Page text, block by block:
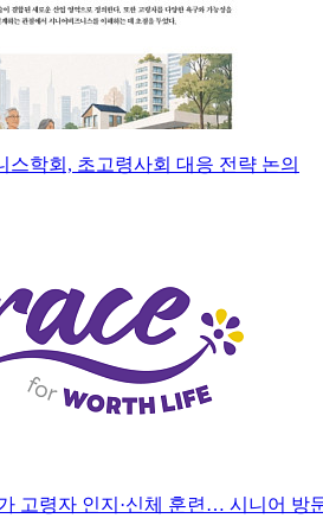
스학회, 초고령사회 대응 전략 논의
고령자 인지·신체 훈련… 시니어 방